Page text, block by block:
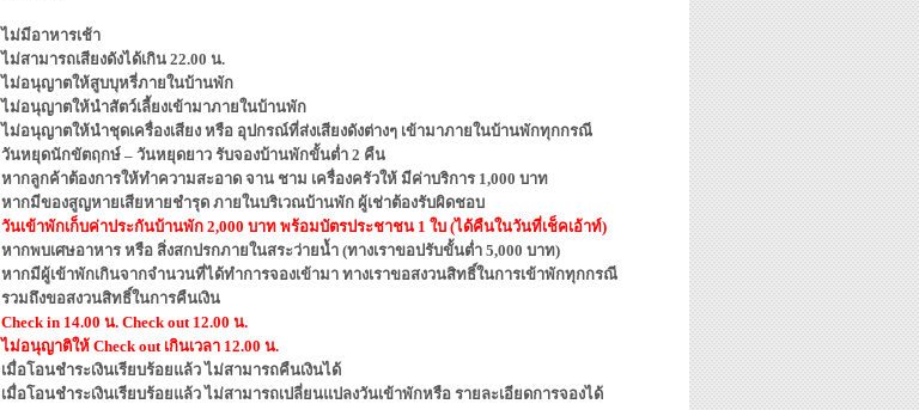
ไม่มีอาหารเช้า
ไม่สามารถเสียงดังได้เกิน 22.00 น.
ไม่อนุญาตให้สูบบุหรี่ภายในบ้านพัก
ไม่อนุญาตให้นำสัตว์เลี้ยงเข้ามาภายในบ้านพัก
ไม่อนุญาตให้นำชุดเครื่องเสียง หรือ อุปกรณ์ที่ส่งเสียงดังต่างๆ เข้ามาภายในบ้านพักทุกกรณี
วันหยุดนักขัตฤกษ์ – วันหยุดยาว รับจองบ้านพักขั้นต่ำ 2 คืน
หากลูกค้าต้องการให้ทำความสะอาด จาน ชาม เครื่องครัวให้ มีค่าบริการ 1,000 บาท
หากมีของสูญหายเสียหายชำรุด ภายในบริเวณบ้านพัก ผู้เช่าต้องรับผิดชอบ
วันเข้าพักเก็บค่าประกันบ้านพัก 2,000 บาท พร้อมบัตรประชาชน 1 ใบ (ได้คืนในวันที่เช็คเอ้าท์)
หากพบเศษอาหาร หรือ สิ่งสกปรกภายในสระว่ายน้ำ (ทางเราขอปรับขั้นต่ำ 5,000 บาท)
หากมีผู้เข้าพักเกินจากจำนวนที่ได้ทำการจองเข้ามา ทางเราขอสงวนสิทธิ์ในการเข้าพักทุกกรณี
รวมถึงขอสงวนสิทธิ์ในการคืนเงิน
Check in 14.00 น. Check out 12.00 น.
ไม่อนุญาติให้ Check out เกินเวลา 12.00 น.
เมื่อโอนชำระเงินเรียบร้อยแล้ว ไม่สามารถคืนเงินได้
เมื่อโอนชำระเงินเรียบร้อยแล้ว ไม่สามารถเปลี่ยนแปลงวันเข้าพักหรือ รายละเอียดการจองได้